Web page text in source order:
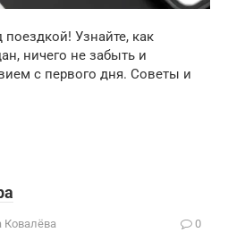
поездкой! Узнайте, как
ничего не забыть и
с первого дня. Советы и
Ковалёва 0